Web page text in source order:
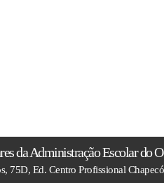
da Administração Escolar do
75D, Ed. Centro Profissional